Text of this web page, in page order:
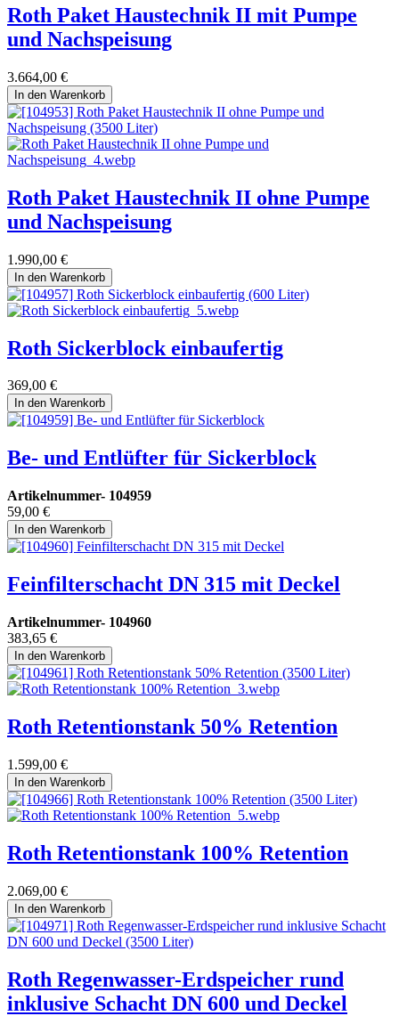
Roth Paket Haustechnik II mit Pumpe
und Nachspeisung
3.664,00 €
In den Warenkorb
Roth Paket Haustechnik II ohne Pumpe
und Nachspeisung
1.990,00 €
In den Warenkorb
Roth Sickerblock einbaufertig
369,00 €
In den Warenkorb
Be- und Entlüfter für Sickerblock
Artikelnummer- 104959
59,00 €
In den Warenkorb
Feinfilterschacht DN 315 mit Deckel
Artikelnummer- 104960
383,65 €
In den Warenkorb
Roth Retentionstank 50% Retention
1.599,00 €
In den Warenkorb
Roth Retentionstank 100% Retention
2.069,00 €
In den Warenkorb
Roth Regenwasser-Erdspeicher rund
inklusive Schacht DN 600 und Deckel